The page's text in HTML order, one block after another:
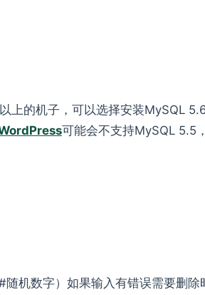
上的机子，可以选择安装MySQL
可能会不支持MySQL 5.5
机数字）如果输入有错误需要删除